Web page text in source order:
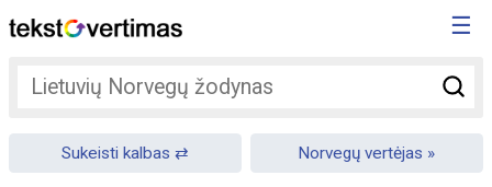
☰
Sukeisti kalbas Norvegų vertėjas